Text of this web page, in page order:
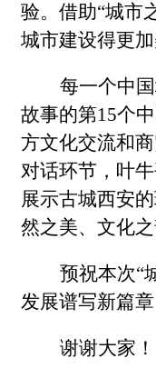
验。借助“城市
城市建设得更
每一个中
故事的第15个
方文化交流和
对话环节，叶
展示古城西安
然之美、文化之
预祝本次“
发展谱写新篇章
谢谢大家！